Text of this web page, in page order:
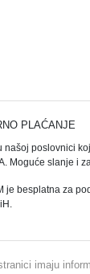
PLAĆANJE
poslovnici
Moguće slanje i
je besplatna za
imaju